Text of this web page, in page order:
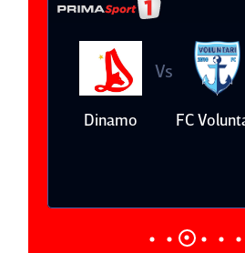
Dinamo
Vs
FC